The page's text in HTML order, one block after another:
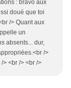
: bravo aux
doué que toi
/> Quant aux
un
absents... dur,
/>
> <br /> <br />